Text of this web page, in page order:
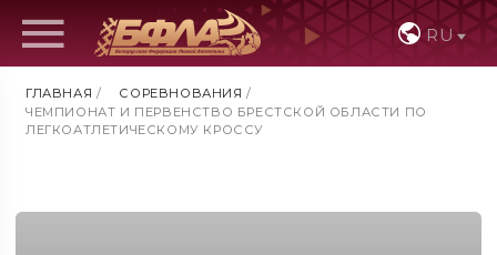
RU
ГЛАВНАЯ / СОРЕВНОВАНИЯ /
ЧЕМПИОНАТ И ПЕРВЕНСТВО БРЕСТСКОЙ ОБЛАСТИ ПО
ЛЕГКОАТЛЕТИЧЕСКОМУ КРОССУ